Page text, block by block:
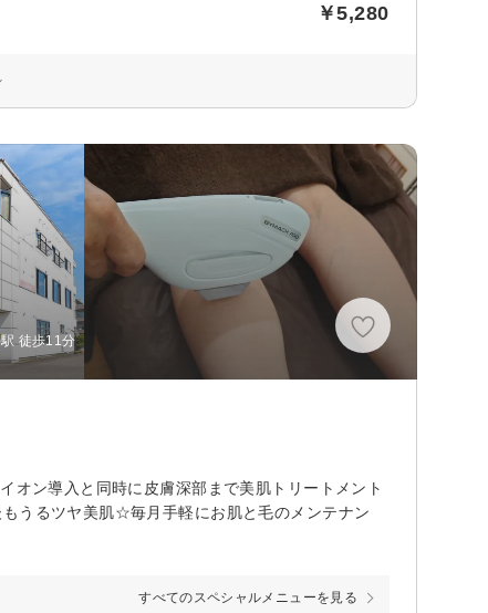
￥5,280
徒歩11分
オン導入と同時に皮膚深部まで美肌トリートメント
うるツヤ美肌☆毎月手軽にお肌と毛のメンテナン
すべてのスペシャルメニューを見る